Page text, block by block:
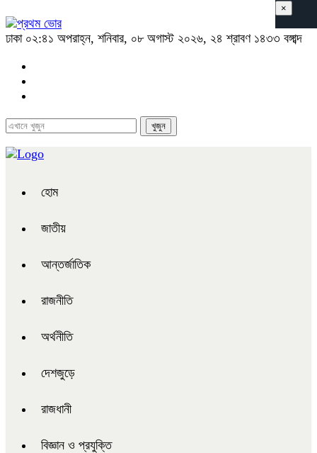
ঢাকা ০২:৪১ অপরাহ্ন, শনিবার, ০৮ অগাস্ট ২০২৬, ২৪ শ্রাবণ ১৪৩৩ বঙ্গাব্দ
হোম
জাতীয়
আন্তর্জাতিক
রাজনীতি
অর্থনীতি
দেশজুড়ে
রাজধানী
বিজ্ঞান ও প্রযুক্তি
×